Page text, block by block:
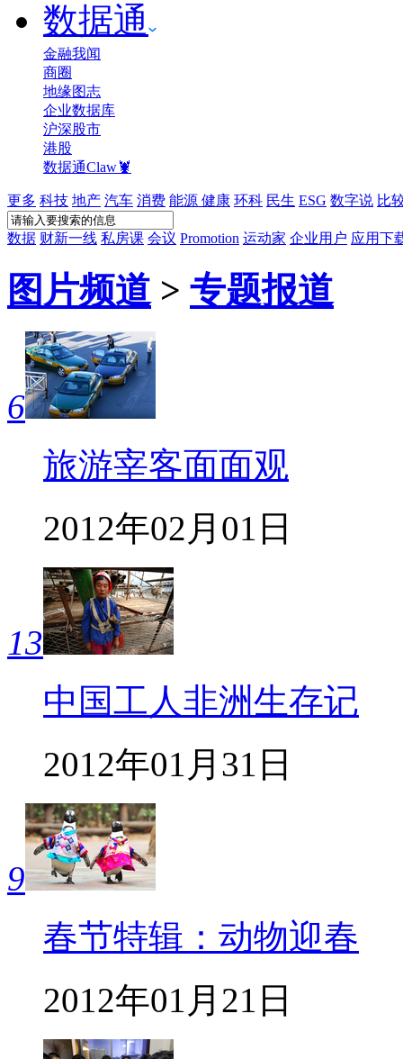
数据通
金融我闻
商圈
地缘图志
企业数据库
沪深股市
港股
数据通Claw🦞
更多 科技 地产 汽车 消费 能源 健康 环科 民生 ESG 数字说 比
数据 财新一线 私房课 会议 Promotion 运动家 企业用户 应用下
图片频道 > 专题报道
6
旅游宰客面面观
2012年02月01日
13
中国工人非洲生存记
2012年01月31日
9
春节特辑：动物迎春
2012年01月21日